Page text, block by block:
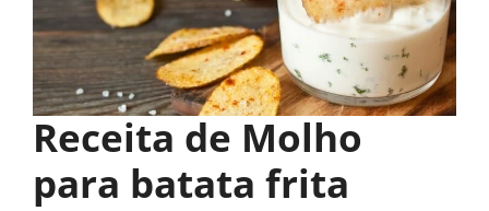
Receita de Molho
para batata frita